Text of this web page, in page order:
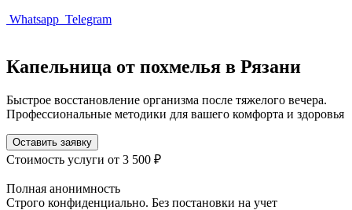
Whatsapp Telegram
Капельница от похмелья в Рязани
Быстрое восстановление организма после тяжелого вечера.
Профессиональные методики для вашего комфорта и здоровья
Оставить заявку
Стоимость услуги от 3 500 ₽
Полная анонимность
Строго конфиденциально. Без постановки на учет